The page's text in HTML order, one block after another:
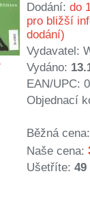
Dodání: do
pro bližší
dodání)
Vydavatel:
Vydáno:
EAN/UPC:
Objednací
Běžná cena:
Naše cena:
Ušetříte: 49